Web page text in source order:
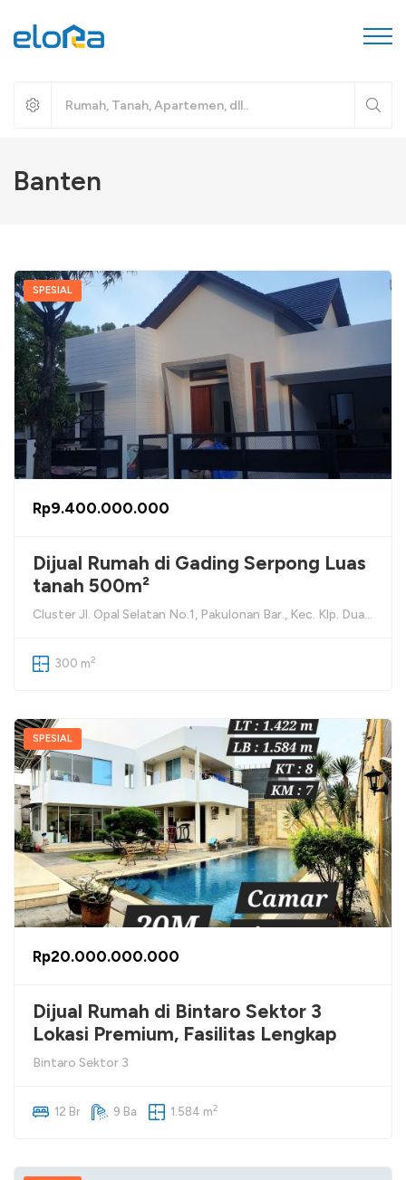
Banten
SPESIAL
Rp9.400.000.000
Dijual Rumah di Gading Serpong Luas
tanah 500m²
Cluster Jl. Opal Selatan No.1, Pakulonan Bar., Kec. Klp. Dua, Kabupaten Tangerang, Banten 15810
300 m2
SPESIAL
Rp20.000.000.000
Dijual Rumah di Bintaro Sektor 3
Lokasi Premium, Fasilitas Lengkap
Bintaro Sektor 3
12 Br 9 Ba 1.584 m2